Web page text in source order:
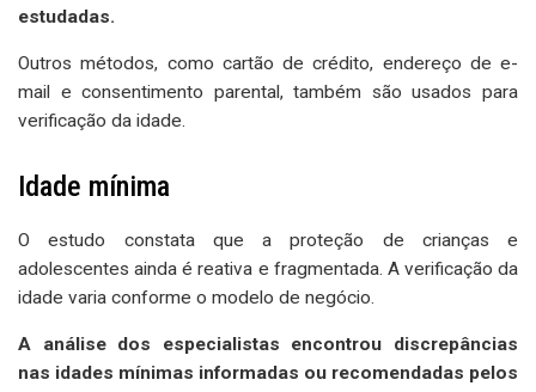
estudadas.
Outros métodos, como cartão de crédito, endereço de e-
mail e consentimento parental, também são usados para
verificação da idade.
Idade mínima
O estudo constata que a proteção de crianças e
adolescentes ainda é reativa e fragmentada. A verificação da
idade varia conforme o modelo de negócio.
A análise dos especialistas encontrou discrepâncias
nas idades mínimas informadas ou recomendadas pelos